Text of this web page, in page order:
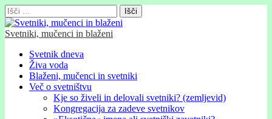
Išči:
Svetniki, mučenci in blaženi
Glavni
meni
Skip
content
Svetnik dneva
Živa voda
Blaženi, mučenci in svetniki
Več o svetništvu
Kje so živeli in delovali svetniki? (zemljevid)
Kongregacija za zadeve svetnikov